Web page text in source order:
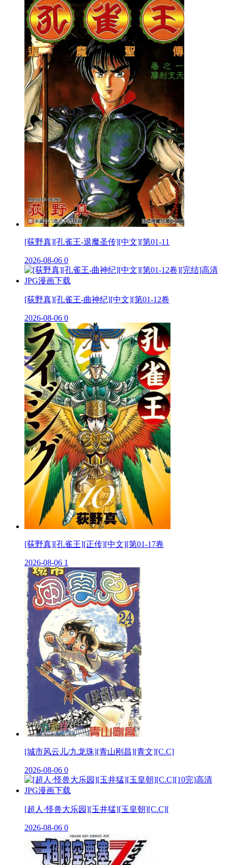
[荻野真][孔雀王-退魔圣传][中文][第01-11
2026-08-06 0
[荻野真][孔雀王-曲神纪][中文][第01-12卷
2026-08-06 0
[荻野真][孔雀王][正传][中文][第01-17卷
2026-08-06 1
[城市风云儿/九龙珠][青山刚昌][青文][C.C]
2026-08-06 0
[超人·怪兽大乐园][玉井猛][玉皇朝][C.C][
2026-08-06 0